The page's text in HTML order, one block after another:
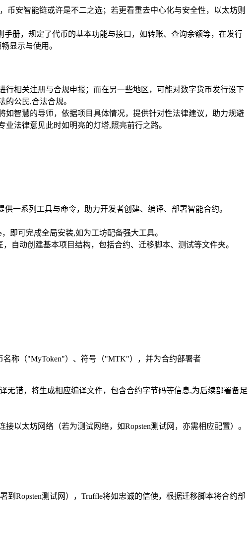
币安智能链或许是不二之选；若更看重去中心化与安全性，以太坊则
册，规定了代币的基本功能与接口，如转账、查询余额等，在发行
显示与使用。
相关注册与合规申报；而在另一些地区，可能对数字货币发行设下
公民,合法合规。
智慧的导师，依据项目具体情况，提供针对性法律建议，助力规避
法律意见此时如明亮的灯塔,照亮前行之路。
一系列工具与命令，助力开发者创建、编译、部署智能合约。
，即可完成全局安装,如为工坊配备强大工具。
自动创建基本项目结构，包括合约、迁移脚本、测试等文件夹。
名称（"MyToken"）、符号（"MTK"），并为合约部署者
无错，将生成相应编译文件，包含合约字节码等信息,为后续部署备足
以太坊网络（若为测试网络，如Ropsten测试网，亦需相应配置）。
到Ropsten测试网），Truffle将如忠诚的信使，根据迁移脚本将合约部